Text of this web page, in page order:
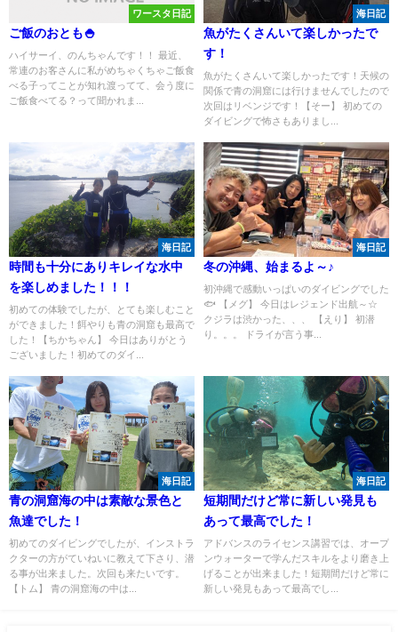
ワースタ日記
ご飯のおとも🍚
ハイサーイ、のんちゃんです！！ 最近、
常連のお客さんに私がめちゃくちゃご飯食
べる子ってことが知れ渡ってて、会う度に
ご飯食べてる？って聞かれま...
海日記
魚がたくさんいて楽しかったで
す！
魚がたくさんいて楽しかったです！天候の
関係で青の洞窟には行けませんでしたので
次回はリベンジです！【そー】 初めての
ダイビングで怖さもありまし...
海日記
時間も十分にありキレイな水中
を楽しめました！！！
初めての体験でしたが、とても楽しむこと
ができました！餌やりも青の洞窟も最高で
した！【ちかちゃん】 今日はありがとう
ございました！初めてのダイ...
海日記
冬の沖縄、始まるよ～♪
初沖縄で感動いっぱいのダイビングでした
🐟 【メグ】 今日はレジェンド出航～☆
クジラは渋かった、、、 【えり】 初潜
り。。。 ドライが言う事...
海日記
青の洞窟海の中は素敵な景色と
魚達でした！
初めてのダイビングでしたが、インストラ
クターの方がていねいに教えて下さり、潜
る事が出来ました。次回も来たいです。
【トム】 青の洞窟海の中は...
海日記
短期間だけど常に新しい発見も
あって最高でした！
アドバンスのライセンス講習では、オープ
ンウォーターで学んだスキルをより磨き上
げることが出来ました！短期間だけど常に
新しい発見もあって最高でし...